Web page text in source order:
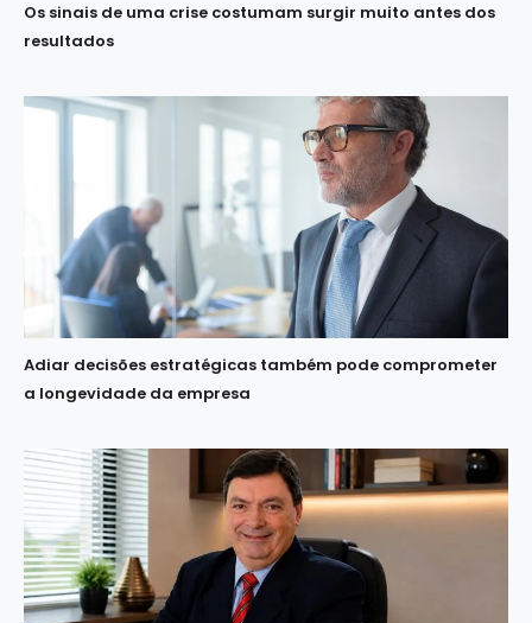
Os sinais de uma crise costumam surgir muito antes dos
resultados
Adiar decisões estratégicas também pode comprometer
a longevidade da empresa